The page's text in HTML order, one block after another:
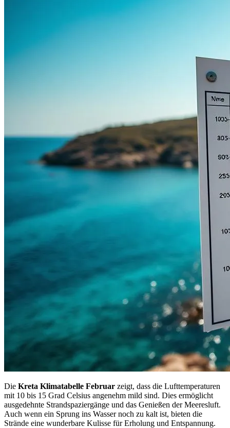
Die Kreta Klimatabelle Februar zeigt, dass die Lufttemperaturen
mit 10 bis 15 Grad Celsius angenehm mild sind. Dies ermöglicht
ausgedehnte Strandspaziergänge und das Genießen der Meeresluft.
Auch wenn ein Sprung ins Wasser noch zu kalt ist, bieten die
Strände eine wunderbare Kulisse für Erholung und Entspannung.